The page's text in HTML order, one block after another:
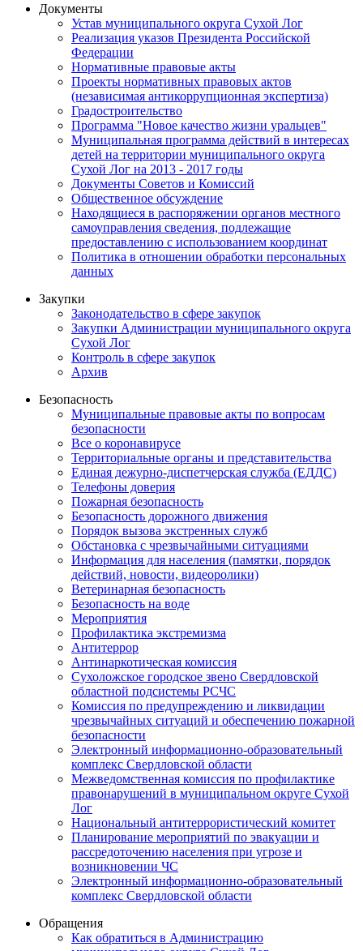
Документы
Устав муниципального округа Сухой Лог
Реализация указов Президента Российской
Федерации
Нормативные правовые акты
Проекты нормативных правовых актов
(независимая антикоррупционная экспертиза)
Градостроительство
Программа "Новое качество жизни уральцев"
Муниципальная программа действий в интересах
детей на территории муниципального округа
Сухой Лог на 2013 - 2017 годы
Документы Советов и Комиссий
Общественное обсуждение
Находящиеся в распоряжении органов местного
самоуправления сведения, подлежащие
предоставлению с использованием координат
Политика в отношении обработки персональных
данных
Закупки
Законодательство в сфере закупок
Закупки Администрации муниципального округа
Сухой Лог
Контроль в сфере закупок
Архив
Безопасность
Муниципальные правовые акты по вопросам
безопасности
Все о коронавирусе
Территориальные органы и представительства
Единая дежурно-диспетчерская служба (ЕДДС)
Телефоны доверия
Пожарная безопасность
Безопасность дорожного движения
Порядок вызова экстренных служб
Обстановка с чрезвычайными ситуациями
Информация для населения (памятки, порядок
действий, новости, видеоролики)
Ветеринарная безопасность
Безопасность на воде
Мероприятия
Профилактика экстремизма
Антитеррор
Антинаркотическая комиссия
Сухоложское городское звено Свердловской
областной подсистемы РСЧС
Комиссия по предупреждению и ликвидации
чрезвычайных ситуаций и обеспечению пожарной
безопасности
Электронный информационно-образовательный
комплекс Cвердловской области
Межведомственная комиссия по профилактике
правонарушений в муниципальном округе Сухой
Лог
Национальный антитеррористический комитет
Планирование мероприятий по эвакуации и
рассредоточению населения при угрозе и
возникновении ЧС
Электронный информационно-образовательный
комплекс Свердловской области
Обращения
Как обратиться в Администрацию